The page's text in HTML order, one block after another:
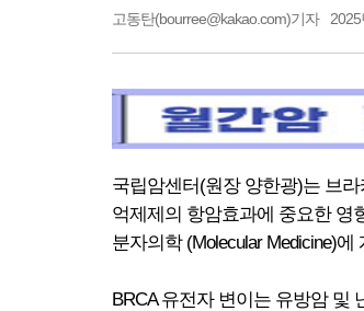
고동탄(bourree@kakao.com)기자
국립암센터(원장 양한광)는 브
억제제의 항암효과에 중요한 영
분자의학 (Molecular Medicine)에
BRCA 유전자 변이는 유방암 및